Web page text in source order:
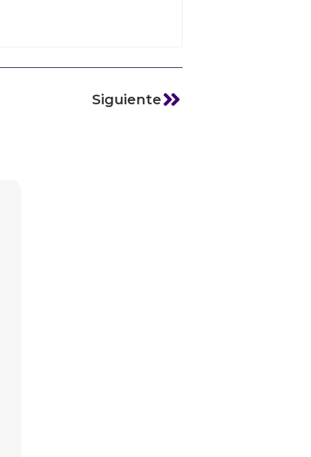
Siguiente